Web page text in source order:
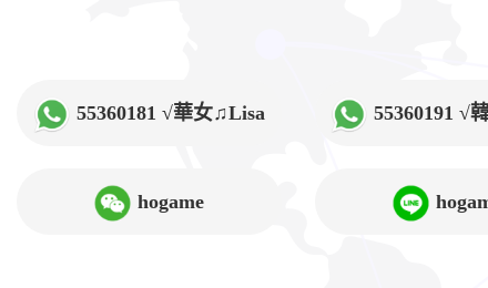
55360181 √華女♫Lisa 55360191 √
hogame